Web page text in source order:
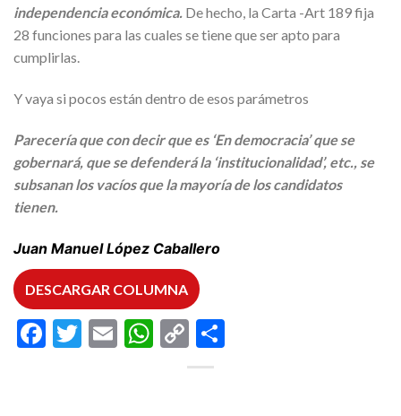
independencia económica. De hecho, la Carta -Art 189 fija
28 funciones para las cuales se tiene que ser apto para
cumplirlas.
Y vaya si pocos están dentro de esos parámetros
Parecería que con decir que es ‘En democracia’ que se
gobernará, que se defenderá la ‘institucionalidad’, etc., se
subsanan los vacíos que la mayoría de los candidatos
tienen.
Juan Manuel López Caballero
DESCARGAR COLUMNA
Facebook
Twitter
EmailWhatsApp
Copy
Link